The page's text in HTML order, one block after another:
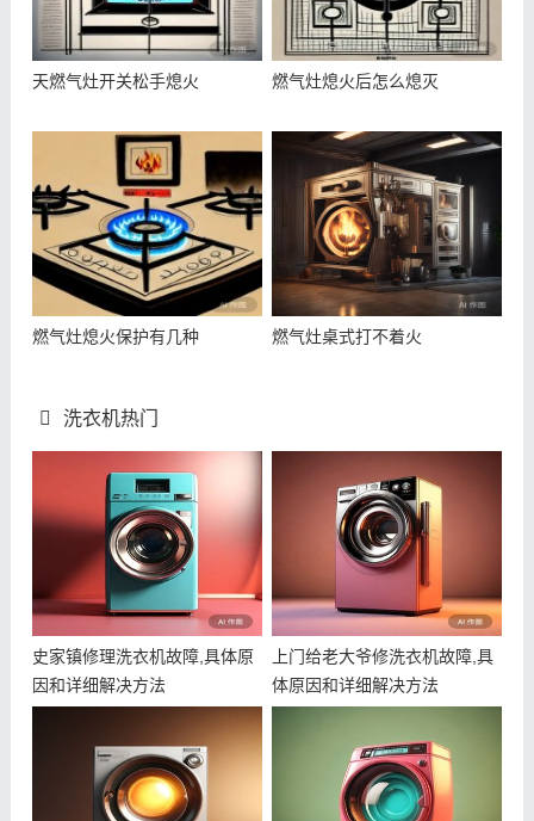
天燃气灶开关松手熄火 燃气灶熄火后怎么熄灭
燃气灶熄火保护有几种 燃气灶桌式打不着火
洗衣机热门
史家镇修理洗衣机故障,具体原
因和详细解决方法
上门给老大爷修洗衣机故障,具
体原因和详细解决方法